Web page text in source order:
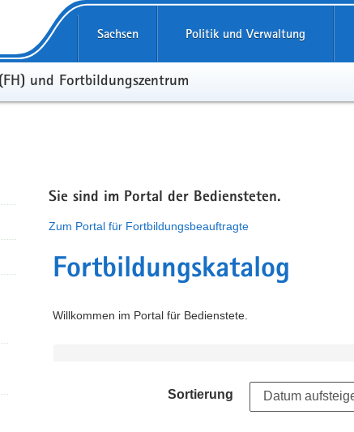
Sachsen Politik und Verwaltung
und Fortbildungszentrum
Sie sind im Portal der Bediensteten.
Zum Portal für Fortbildungsbeauftragte
Fortbildungskatalog
Willkommen im Portal für Bedienstete.
Sortierung